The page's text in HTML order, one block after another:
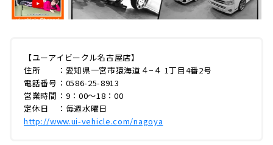
【ユーアイビークル名古屋店】
住所 ：愛知県一宮市猿海道４−４ 1丁目4番2号
電話番号：0586-25-8913
営業時間：9：00〜18：00
定休日 ：毎週水曜日
http://www.ui-vehicle.com/nagoya